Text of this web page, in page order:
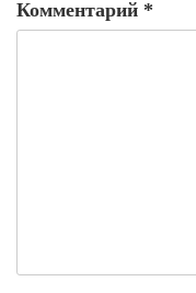
Комментарий *